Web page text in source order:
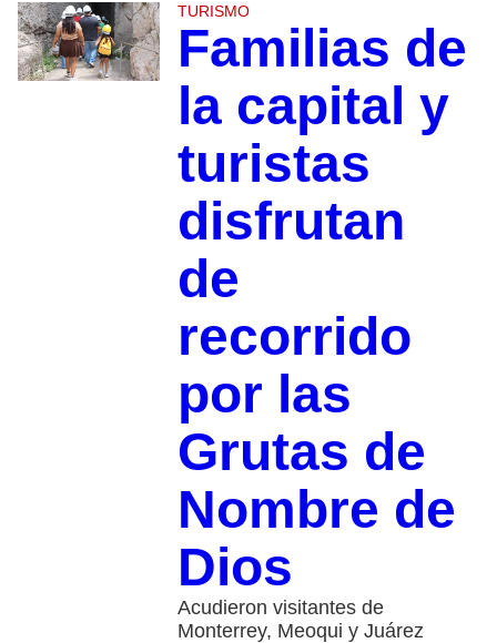
TURISMO
Familias de
la capital y
turistas
disfrutan
de
recorrido
por las
Grutas de
Nombre de
Dios
Acudieron visitantes de
Monterrey, Meoqui y Juárez